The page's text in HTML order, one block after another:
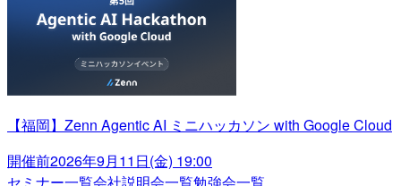
【福岡】Zenn Agentic AI ミニハッカソン with Google Cloud
開催前2026年9月11日(金) 19:00